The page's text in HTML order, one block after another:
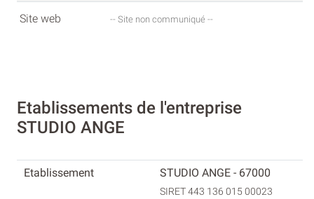
Site web -- Site non communiqué --
Etablissements de l'entreprise
STUDIO ANGE
STUDIO ANGE - 67000
SIRET 443 136 015 00023